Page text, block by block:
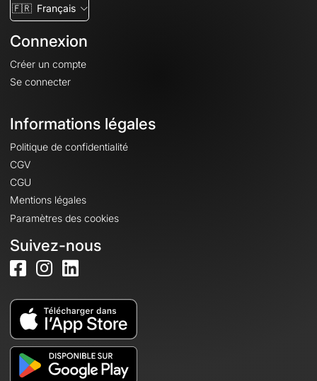
🇫🇷 Français
Connexion
Créer un compte
Se connecter
Informations légales
Politique de confidentialité
CGV
CGU
Mentions légales
Paramètres des cookies
Suivez-nous